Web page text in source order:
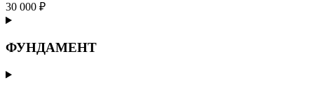
30 000 ₽
ФУНДАМЕНТ